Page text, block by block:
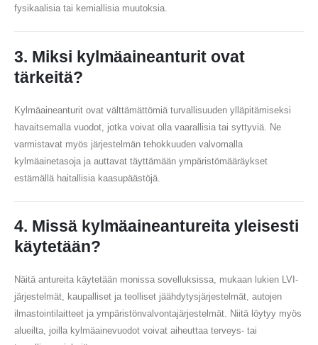
fysikaalisia tai kemiallisia muutoksia.
3. Miksi kylmäaineanturit ovat
tärkeitä?
Kylmäaineanturit ovat välttämättömiä turvallisuuden ylläpitämiseksi
havaitsemalla vuodot, jotka voivat olla vaarallisia tai syttyviä. Ne
varmistavat myös järjestelmän tehokkuuden valvomalla
kylmäainetasoja ja auttavat täyttämään ympäristömääräykset
estämällä haitallisia kaasupäästöjä.
4. Missä kylmäaineantureita yleisesti
käytetään?
Näitä antureita käytetään monissa sovelluksissa, mukaan lukien LVI-
järjestelmät, kaupalliset ja teolliset jäähdytysjärjestelmät, autojen
ilmastointilaitteet ja ympäristönvalvontajärjestelmät. Niitä löytyy myös
alueilta, joilla kylmäainevuodot voivat aiheuttaa terveys- tai